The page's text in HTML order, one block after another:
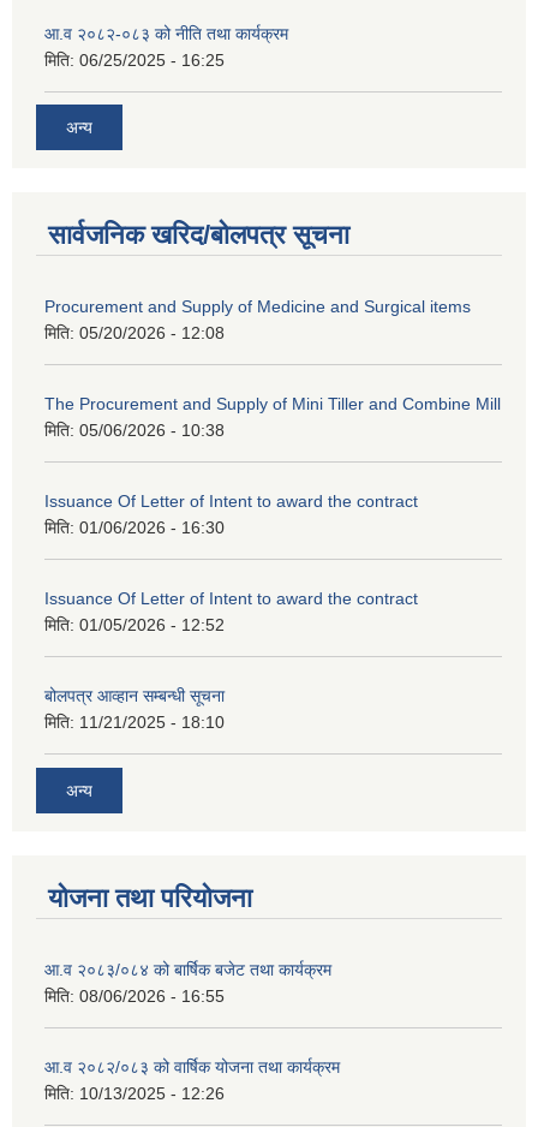
आ.व २०८२-०८३ को नीति तथा कार्यक्रम
मिति: 06/25/2025 - 16:25
अन्य
सार्वजनिक खरिद/बोलपत्र सूचना
Procurement and Supply of Medicine and Surgical items
मिति: 05/20/2026 - 12:08
The Procurement and Supply of Mini Tiller and Combine Mill
मिति: 05/06/2026 - 10:38
Issuance Of Letter of Intent to award the contract
मिति: 01/06/2026 - 16:30
Issuance Of Letter of Intent to award the contract
मिति: 01/05/2026 - 12:52
बोलपत्र आव्हान सम्बन्धी सूचना
मिति: 11/21/2025 - 18:10
अन्य
योजना तथा परियोजना
आ.व २०८३/०८४ को बार्षिक बजेट तथा कार्यक्रम
मिति: 08/06/2026 - 16:55
आ.व २०८२/०८३ को वार्षिक योजना तथा कार्यक्रम
मिति: 10/13/2025 - 12:26